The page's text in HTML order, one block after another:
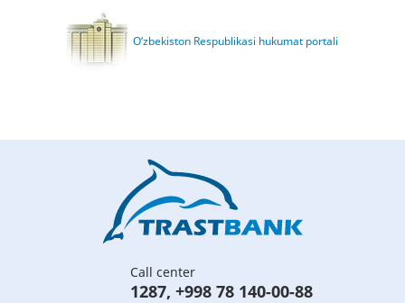
O‘zbekiston Respublikasi hukumat portali
Call center
1287, +998 78 140-00-88